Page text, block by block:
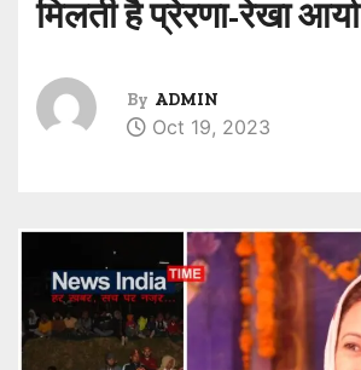
मिलती है प्रेरणा-रेखा आर्या
By ADMIN
Oct 19, 2023